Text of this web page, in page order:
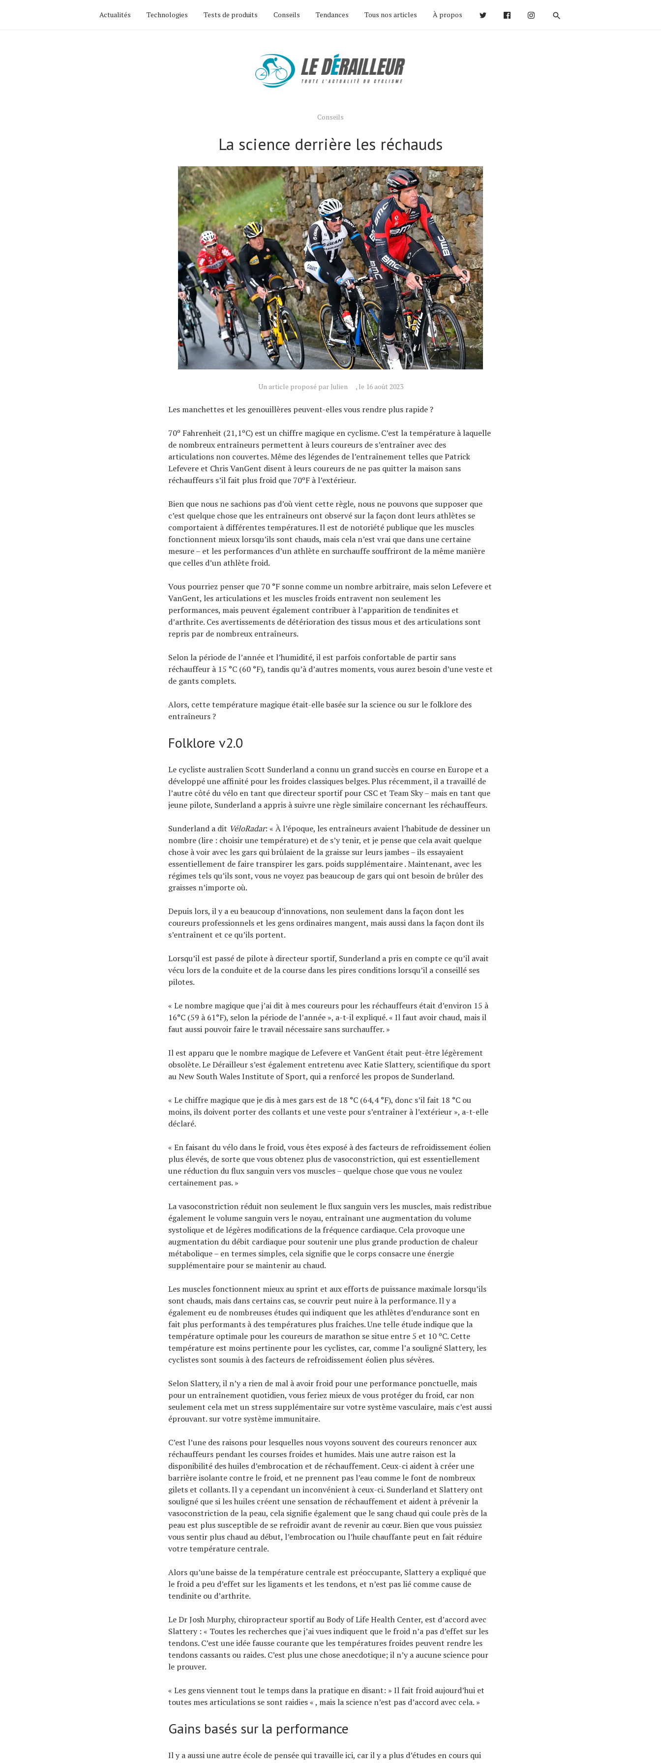
Actualités Technologies Tests de produits Conseils Tendances Tous nos articles À propos
Conseils
La science derrière les réchauds
Un article proposé par Julien , le 16 août 2023
Les manchettes et les genouillères peuvent-elles vous rendre plus rapide ?
70º Fahrenheit (21,1ºC) est un chiffre magique en cyclisme. C’est la température à laquelle
de nombreux entraîneurs permettent à leurs coureurs de s’entraîner avec des
articulations non couvertes. Même des légendes de l’entraînement telles que Patrick
Lefevere et Chris VanGent disent à leurs coureurs de ne pas quitter la maison sans
réchauffeurs s’il fait plus froid que 70ºF à l’extérieur.
Bien que nous ne sachions pas d’où vient cette règle, nous ne pouvons que supposer que
c’est quelque chose que les entraîneurs ont observé sur la façon dont leurs athlètes se
comportaient à différentes températures. Il est de notoriété publique que les muscles
fonctionnent mieux lorsqu’ils sont chauds, mais cela n’est vrai que dans une certaine
mesure – et les performances d’un athlète en surchauffe souffriront de la même manière
que celles d’un athlète froid.
Vous pourriez penser que 70 °F sonne comme un nombre arbitraire, mais selon Lefevere et
VanGent, les articulations et les muscles froids entravent non seulement les
performances, mais peuvent également contribuer à l’apparition de tendinites et
d’arthrite. Ces avertissements de détérioration des tissus mous et des articulations sont
repris par de nombreux entraîneurs.
Selon la période de l’année et l’humidité, il est parfois confortable de partir sans
réchauffeur à 15 °C (60 °F), tandis qu’à d’autres moments, vous aurez besoin d’une veste et
de gants complets.
Alors, cette température magique était-elle basée sur la science ou sur le folklore des
entraîneurs ?
Folklore v2.0
Le cycliste australien Scott Sunderland a connu un grand succès en course en Europe et a
développé une affinité pour les froides classiques belges. Plus récemment, il a travaillé de
l’autre côté du vélo en tant que directeur sportif pour CSC et Team Sky – mais en tant que
jeune pilote, Sunderland a appris à suivre une règle similaire concernant les réchauffeurs.
Sunderland a dit VéloRadar: « À l’époque, les entraîneurs avaient l’habitude de dessiner un
nombre (lire : choisir une température) et de s’y tenir, et je pense que cela avait quelque
chose à voir avec les gars qui brûlaient de la graisse sur leurs jambes – ils essayaient
essentiellement de faire transpirer les gars. poids supplémentaire . Maintenant, avec les
régimes tels qu’ils sont, vous ne voyez pas beaucoup de gars qui ont besoin de brûler des
graisses n’importe où.
Depuis lors, il y a eu beaucoup d’innovations, non seulement dans la façon dont les
coureurs professionnels et les gens ordinaires mangent, mais aussi dans la façon dont ils
s’entraînent et ce qu’ils portent.
Lorsqu’il est passé de pilote à directeur sportif, Sunderland a pris en compte ce qu’il avait
vécu lors de la conduite et de la course dans les pires conditions lorsqu’il a conseillé ses
pilotes.
« Le nombre magique que j’ai dit à mes coureurs pour les réchauffeurs était d’environ 15 à
16°C (59 à 61°F), selon la période de l’année », a-t-il expliqué. « Il faut avoir chaud, mais il
faut aussi pouvoir faire le travail nécessaire sans surchauffer. »
Il est apparu que le nombre magique de Lefevere et VanGent était peut-être légèrement
obsolète. Le Dérailleur s’est également entretenu avec Katie Slattery, scientifique du sport
au New South Wales Institute of Sport, qui a renforcé les propos de Sunderland.
« Le chiffre magique que je dis à mes gars est de 18 °C (64,4 °F), donc s’il fait 18 °C ou
moins, ils doivent porter des collants et une veste pour s’entraîner à l’extérieur », a-t-elle
déclaré.
« En faisant du vélo dans le froid, vous êtes exposé à des facteurs de refroidissement éolien
plus élevés, de sorte que vous obtenez plus de vasoconstriction, qui est essentiellement
une réduction du flux sanguin vers vos muscles – quelque chose que vous ne voulez
certainement pas. »
La vasoconstriction réduit non seulement le flux sanguin vers les muscles, mais redistribue
également le volume sanguin vers le noyau, entraînant une augmentation du volume
systolique et de légères modifications de la fréquence cardiaque. Cela provoque une
augmentation du débit cardiaque pour soutenir une plus grande production de chaleur
métabolique – en termes simples, cela signifie que le corps consacre une énergie
supplémentaire pour se maintenir au chaud.
Les muscles fonctionnent mieux au sprint et aux efforts de puissance maximale lorsqu’ils
sont chauds, mais dans certains cas, se couvrir peut nuire à la performance. Il y a
également eu de nombreuses études qui indiquent que les athlètes d’endurance sont en
fait plus performants à des températures plus fraîches. Une telle étude indique que la
température optimale pour les coureurs de marathon se situe entre 5 et 10 ºC. Cette
température est moins pertinente pour les cyclistes, car, comme l’a souligné Slattery, les
cyclistes sont soumis à des facteurs de refroidissement éolien plus sévères.
Selon Slattery, il n’y a rien de mal à avoir froid pour une performance ponctuelle, mais
pour un entraînement quotidien, vous feriez mieux de vous protéger du froid, car non
seulement cela met un stress supplémentaire sur votre système vasculaire, mais c’est aussi
éprouvant. sur votre système immunitaire.
C’est l’une des raisons pour lesquelles nous voyons souvent des coureurs renoncer aux
réchauffeurs pendant les courses froides et humides. Mais une autre raison est la
disponibilité des huiles d’embrocation et de réchauffement. Ceux-ci aident à créer une
barrière isolante contre le froid, et ne prennent pas l’eau comme le font de nombreux
gilets et collants. Il y a cependant un inconvénient à ceux-ci. Sunderland et Slattery ont
souligné que si les huiles créent une sensation de réchauffement et aident à prévenir la
vasoconstriction de la peau, cela signifie également que le sang chaud qui coule près de la
peau est plus susceptible de se refroidir avant de revenir au cœur. Bien que vous puissiez
vous sentir plus chaud au début, l’embrocation ou l’huile chauffante peut en fait réduire
votre température centrale.
Alors qu’une baisse de la température centrale est préoccupante, Slattery a expliqué que
le froid a peu d’effet sur les ligaments et les tendons, et n’est pas lié comme cause de
tendinite ou d’arthrite.
Le Dr Josh Murphy, chiropracteur sportif au Body of Life Health Center, est d’accord avec
Slattery : « Toutes les recherches que j’ai vues indiquent que le froid n’a pas d’effet sur les
tendons. C’est une idée fausse courante que les températures froides peuvent rendre les
tendons cassants ou raides. C’est plus une chose anecdotique; il n’y a aucune science pour
le prouver.
« Les gens viennent tout le temps dans la pratique en disant: » Il fait froid aujourd’hui et
toutes mes articulations se sont raidies « , mais la science n’est pas d’accord avec cela. »
Gains basés sur la performance
Il y a aussi une autre école de pensée qui travaille ici, car il y a plus d’études en cours qui